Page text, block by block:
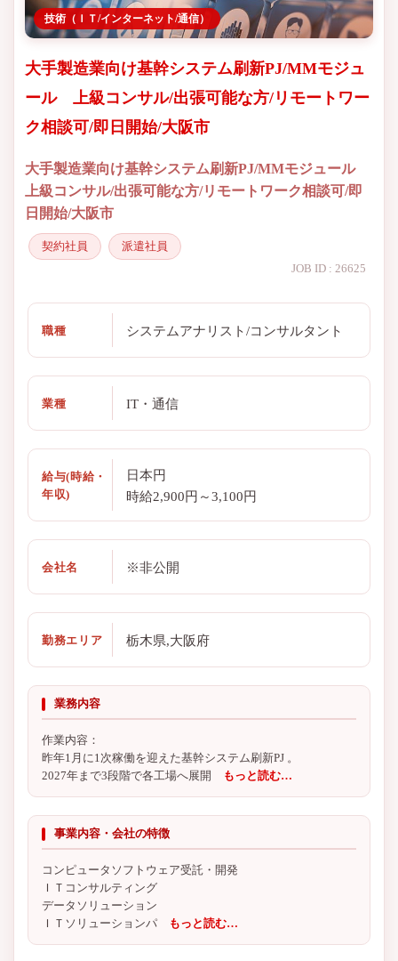
技術（ＩＴ/インターネット/通信）
大手製造業向け基幹システム刷新PJ/MMモジュ
ール 上級コンサル/出張可能な方/リモートワー
ク相談可/即日開始/大阪市
大手製造業向け基幹システム刷新PJ/MMモジュール
上級コンサル/出張可能な方/リモートワーク相談可/即
日開始/大阪市
契約社員
派遣社員
JOB ID : 26625
職種 システムアナリスト/コンサルタント
業種 IT・通信
給与(時給・
年収)
日本円
時給2,900円～3,100円
会社名 ※非公開
勤務エリア 栃木県,大阪府
業務内容
作業内容：
昨年1月に1次稼働を迎えた基幹システム刷新PJ 。
2027年まで3段階で各工場へ展開
もっと読む…
事業内容・会社の特徴
コンピュータソフトウェア受託・開発
ＩＴコンサルティング
データソリューション
ＩＴソリューションパ もっと読む…